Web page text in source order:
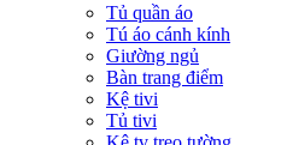
Tủ quần áo
Tú áo cánh kính
Giường ngủ
Bàn trang điểm
Kệ tivi
Tủ tivi